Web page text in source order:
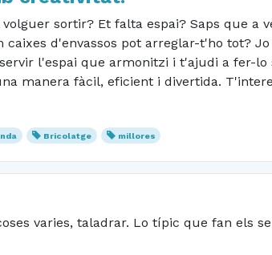
sortir? Et falta espai? Saps que a
d'envassos pot arreglar-t'ho tot?
l'espai que armonitzi i t'ajudi a fer-lo
manera fàcil, eficient i divertida.
Bricolatge millores
varies, taladrar. Lo típic que fan els